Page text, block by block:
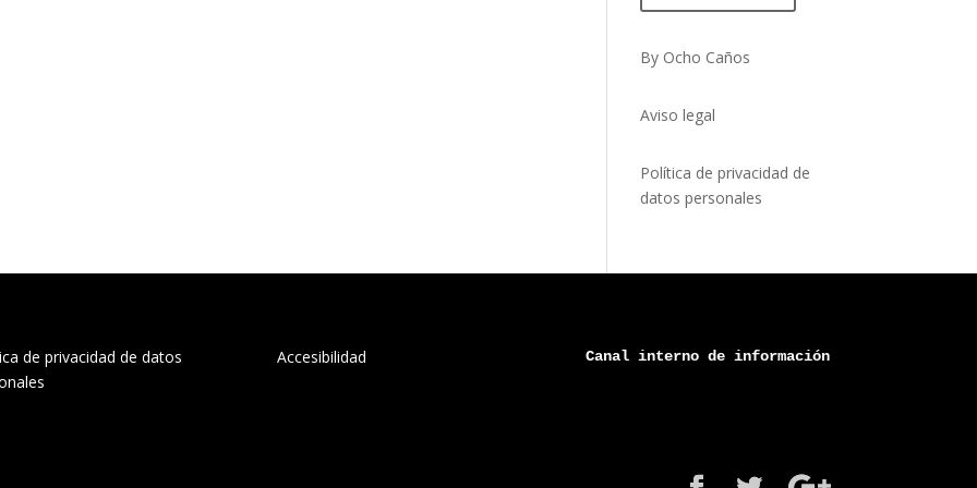
By Ocho Caños
Aviso legal
Política de privacidad de
datos personales
de privacidad de datos
Accesibilidad Canal interno de información